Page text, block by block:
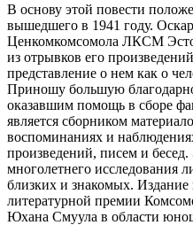
В основу этой повести
вышедшего в 1941 году.
Ценкомкомсомола ЛКСМ
из отрывков его
представление о нем как о
Приношу большую
оказавшим помощь в сборе
является сборником
воспоминаниях и
произведений, писем и бесед.
многолетнего исследования
близких и знакомых.
литературной премии
Юхана Смуула в области